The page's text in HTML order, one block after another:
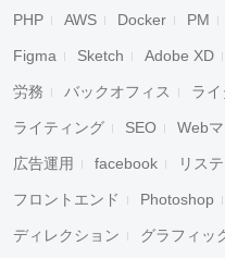
PHP AWS Docker PM
Figma Sketch Adobe XD
労務 バックオフィス ライ
ライティング SEO Web
広告運用 facebook リス
フロントエンド Photoshop
ディレクション グラフィッ